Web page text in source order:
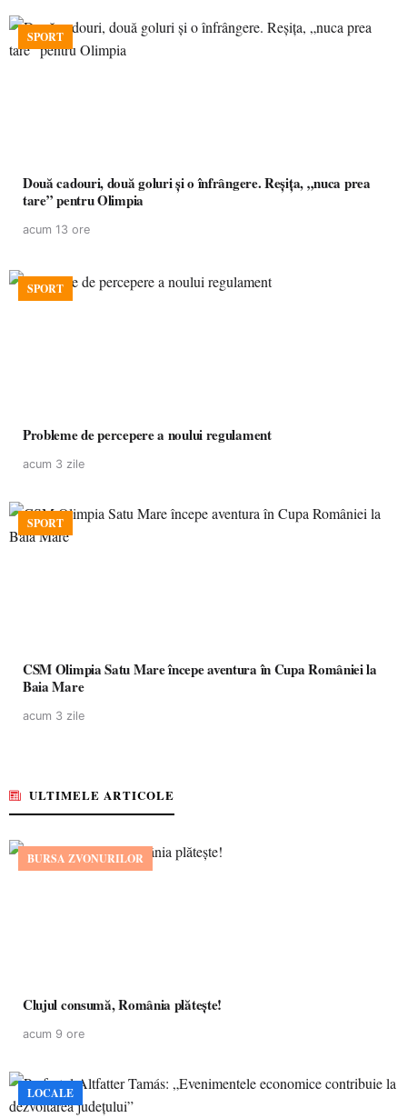
SPORT
Două cadouri, două goluri și o înfrângere. Reșița, „nuca prea
tare” pentru Olimpia
acum 13 ore
SPORT
Probleme de percepere a noului regulament
acum 3 zile
SPORT
CSM Olimpia Satu Mare începe aventura în Cupa României la
Baia Mare
acum 3 zile
ULTIMELE ARTICOLE
BURSA ZVONURILOR
Clujul consumă, România plătește!
acum 9 ore
LOCALE